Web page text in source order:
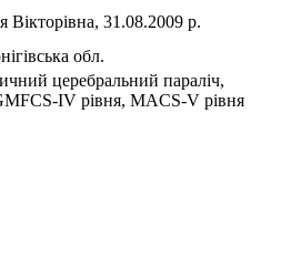
Вікторівна, 31.08.2009 р.
обл.
церебральний параліч,
IV рівня, MACS-V рівня